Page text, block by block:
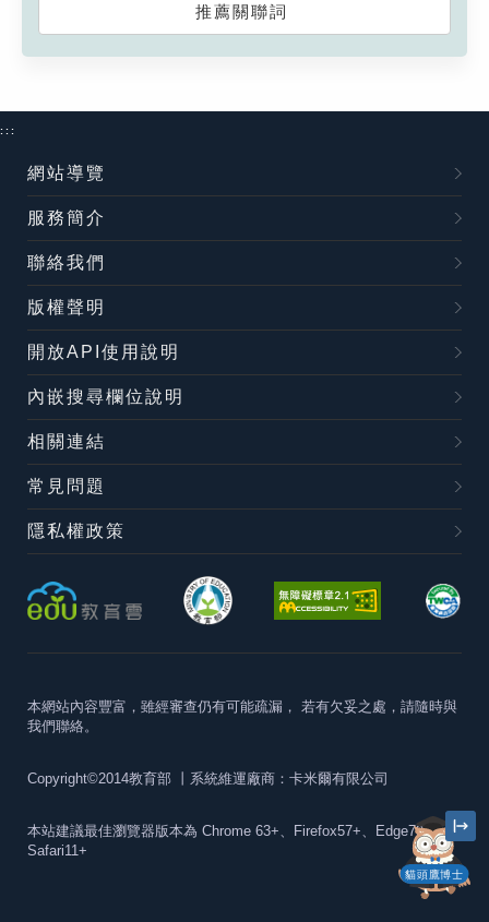
推薦關聯詞
貓頭鷹博士
:::
網站導覽
服務簡介
聯絡我們
版權聲明
開放API使用說明
內嵌搜尋欄位說明
相關連結
常見問題
隱私權政策
本網站內容豐富，雖經審查仍有可能疏漏， 若有欠妥之處，請隨時與
我們聯絡。
Copyright©2014教育部 丨系統維運廠商：卡米爾有限公司
本站建議最佳瀏覽器版本為 Chrome 63+、Firefox57+、Edge79+及
Safari11+